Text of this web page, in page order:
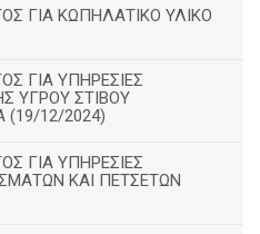
ΓΙΑ ΚΩΠΗΛΑΤΙΚΟ ΥΛΙΚΟ
ΓΙΑ ΥΠΗΡΕΣΙΕΣ
ΥΓΡΟΥ ΣΤΙΒΟΥ
12/2024)
ΓΙΑ ΥΠΗΡΕΣΙΕΣ
ΚΑΙ ΠΕΤΣΕΤΩΝ